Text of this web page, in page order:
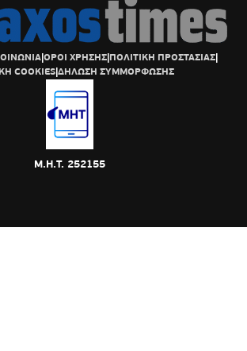
|ΟΡΟΙ ΧΡΗΣΗΣ|ΠΟΛΙΤΙΚΗ ΠΡΟΣΤΑΣΙΑΣ|
COOKIES|ΔΗΛΩΣΗ ΣΥΜΜΟΡΦΩΣΗΣ
Μ.Η.Τ. 252155